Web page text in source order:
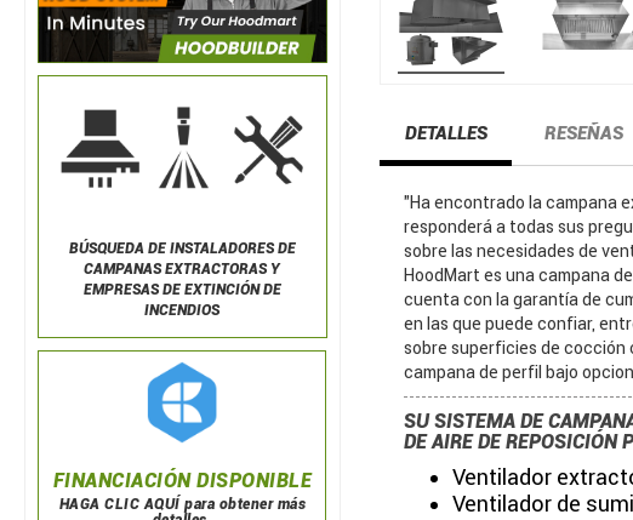
DETALLES
"Ha encontrado la campana
responderá a todas sus
sobre las necesidades de
HoodMart es una campana
cuenta con la garantía de
en las que puede confiar,
sobre superficies de cocción
campana de perfil bajo
SU SISTEMA DE
DE AIRE DE REPOSICIÓN
Ventilador
Ventilador de
RESEÑAS
BÚSQUEDA DE INSTALADORES DE
CAMPANAS EXTRACTORAS Y
EMPRESAS DE EXTINCIÓN DE
INCENDIOS
FINANCIACIÓN DISPONIBLE
HAGA CLIC AQUÍ para obtener más